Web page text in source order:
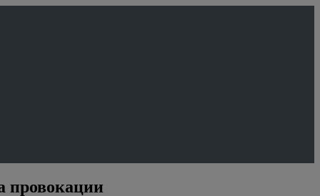
провокации